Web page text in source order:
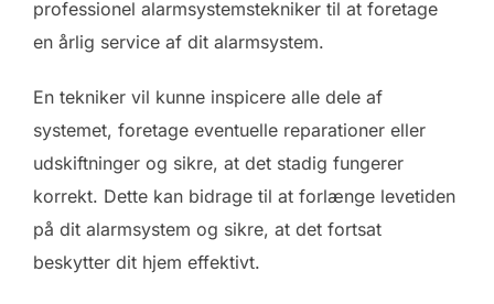
professionel alarmsystemstekniker til at foretage
en årlig service af dit alarmsystem.
En tekniker vil kunne inspicere alle dele af
systemet, foretage eventuelle reparationer eller
udskiftninger og sikre, at det stadig fungerer
korrekt. Dette kan bidrage til at forlænge levetiden
på dit alarmsystem og sikre, at det fortsat
beskytter dit hjem effektivt.